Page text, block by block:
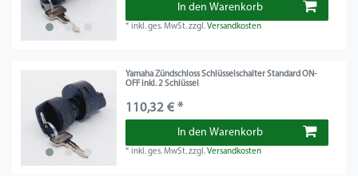
In den Warenkorb
*inkl. ges. MwSt.zzgl.Versandkosten
Yamaha Zündschloss Schlüsselschalter Standard ON-
OFF inkl. 2 Schlüssel
110,32 € *
In den Warenkorb
*inkl. ges. MwSt.zzgl.Versandkosten